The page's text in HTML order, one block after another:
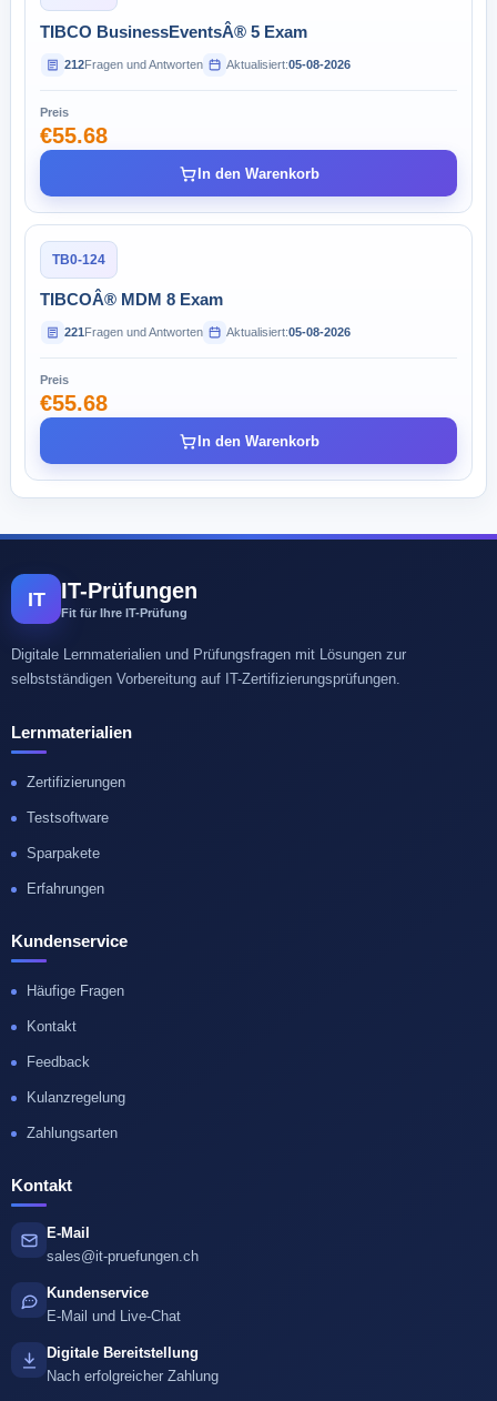
TIBCO BusinessEventsÂ® 5 Exam
212Fragen und Antworten Aktualisiert:05-08-2026
Preis
€55.68
In den Warenkorb
TB0-124
TIBCOÂ® MDM 8 Exam
221Fragen und Antworten Aktualisiert:05-08-2026
Preis
€55.68
In den Warenkorb
IT IT-Prüfungen
Fit für Ihre IT-Prüfung
Digitale Lernmaterialien und Prüfungsfragen mit Lösungen zur
selbstständigen Vorbereitung auf IT-Zertifizierungsprüfungen.
Lernmaterialien
Zertifizierungen
Testsoftware
Sparpakete
Erfahrungen
Kundenservice
Häufige Fragen
Kontakt
Feedback
Kulanzregelung
Zahlungsarten
Kontakt
E-Mail
sales@it-pruefungen.ch
Kundenservice
E-Mail und Live-Chat
Digitale Bereitstellung
Nach erfolgreicher Zahlung